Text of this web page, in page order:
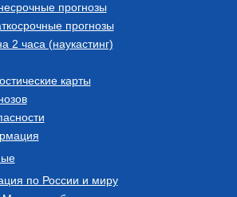
прогнозы
прогнозы
2 часа (наукастинг)
карты
по России и миру